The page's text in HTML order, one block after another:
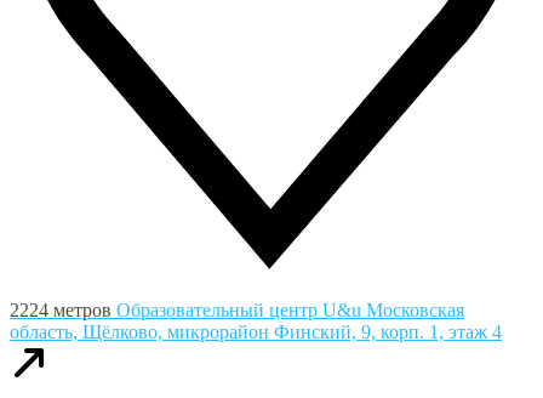
2224 метров Образовательный центр U&u Московская
область, Щёлково, микрорайон Финский, 9, корп. 1, этаж 4